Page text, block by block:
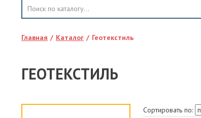
ГИДРОИЗОЛЯЦИЯ
ТЕПЛОИЗОЛЯЦИЯ
КЛЕЙ, ПЕНА, ГЕРМЕТИКИ
ПАРОИЗОЛЯЦИЯ И ГИДРОВЕТРОЗАЩИТА
Главная Каталог Геотекстиль
ГЕОТЕКСТИЛЬ
Сортировать по: